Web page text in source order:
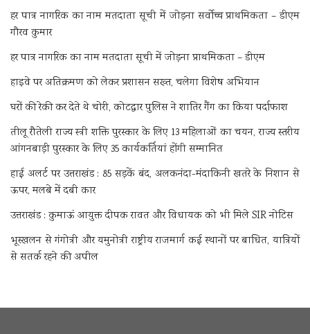
हर पात्र नागरिक का नाम मतदाता सूची में जोड़ना सर्वोच्च प्राथमिकता – डीएम
गौरव कुमार
हर पात्र नागरिक का नाम मतदाता सूची में जोड़ना प्राथमिकता – डीएम
हाइवे पर अतिक्रमण को लेकर प्रशासन सख्त, चलेगा विशेष अभियान
घरों की रेकी कर देते थे चोरी, कोटद्वार पुलिस ने शातिर गैंग का किया पर्दाफाश
तीलू रौतेली राज्य स्त्री शक्ति पुरस्कार के लिए 13 महिलाओं का चयन, राज्य स्तरीय
आंगनबाड़ी पुरस्कार के लिए 35 कार्यकर्तियां होंगी सम्मानित
हाई अलर्ट पर उत्तराखंड : 85 सड़कें बंद, अलकनंदा-मंदाकिनी खतरे के निशान से
ऊपर, मलबे में दबी कार
उत्तराखंड : कुमाऊं आयुक्त दीपक रावत और विधायक को भी मिले SIR नोटिस
भूस्खलन से गंगोत्री और यमुनोत्री राष्ट्रीय राजमार्ग कई स्थानों पर बाधित, यात्रियों
से सतर्क रहने की अपील